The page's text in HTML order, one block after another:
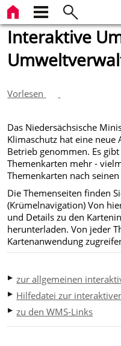
Interaktive
Vorlesen
Das Niedersächsische
Klimaschutz hat eine
Betrieb genommen. Es
Themenkarten mehr -
Themenkarten nach
Die Themenseiten finden
(Krümelnavigation) Von
und Details zu den
herunterladen. Von jeder
Kartenanwendung
zur allgemeinen
Hilfedatei zur
zu den WMS-Links